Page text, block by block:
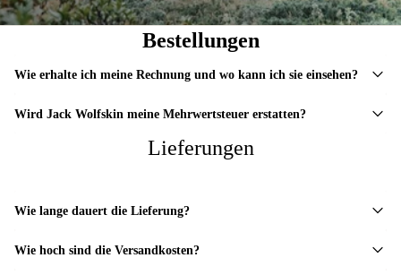
Bestellungen
Wie erhalte ich meine Rechnung und wo kann ich sie einsehen?
Wird Jack Wolfskin meine Mehrwertsteuer erstatten?
Lieferungen
Wie lange dauert die Lieferung?
Wie hoch sind die Versandkosten?